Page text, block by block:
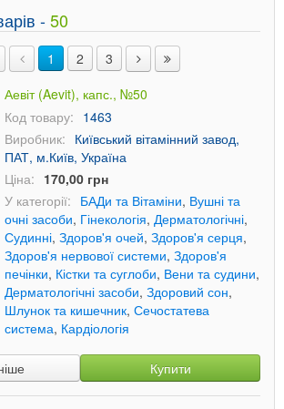
-50
1 2 3
Аевіт (Aevit), капс., №50
Код товару: 1463
Виробник: Київський вітамінний завод,
ПАТ, м.Київ, Україна
Ціна: 170,00 грн
У категорії: БАДи та Вітаміни, Вушні та
очні засоби, Гінекологія, Дерматологічні,
Судинні, Здоров'я очей, Здоров'я серця,
Здоров'я нервової системи, Здоров'я
печінки, Кістки та суглоби, Вени та судини,
Дерматологічні засоби, Здоровий сон,
Шлунок та кишечник, Сечостатева
система, Кардіологія
Купити